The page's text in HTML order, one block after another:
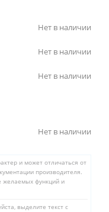
Нет в наличии
Нет в наличии
Нет в наличии
Нет в наличии
и может отличаться от
производителя.
желаемых функций и
выделите текст с